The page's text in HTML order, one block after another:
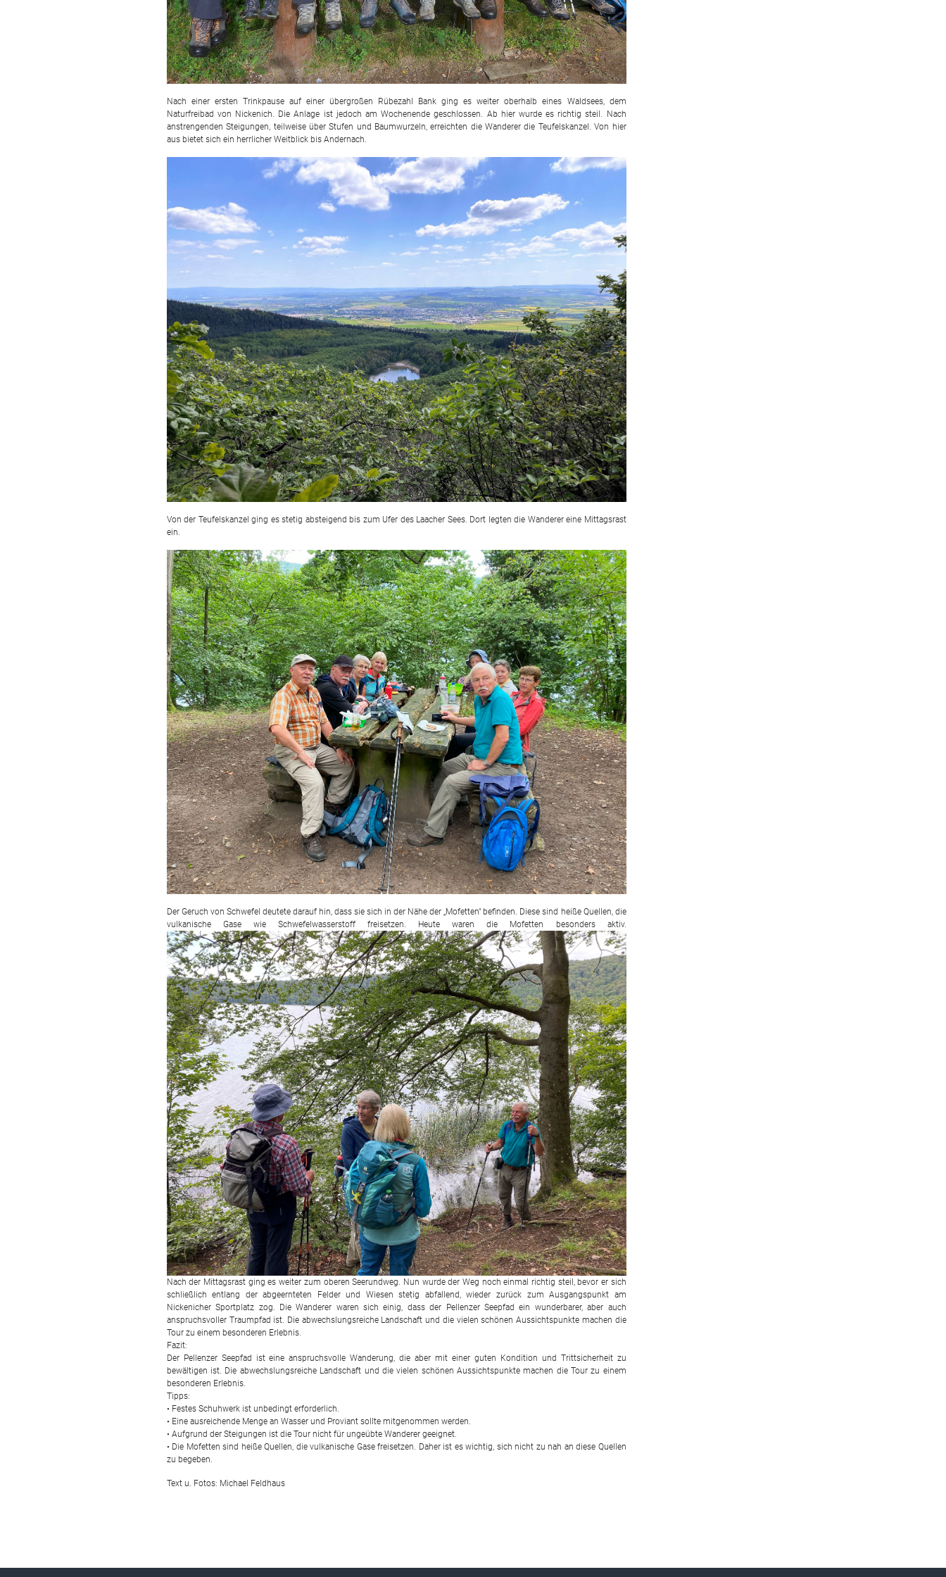
Nach einer ersten Trinkpause auf einer übergroßen Rübezahl Bank ging es weiter oberhalb eines Waldsees, dem
Naturfreibad von Nickenich. Die Anlage ist jedoch am Wochenende geschlossen. Ab hier wurde es richtig steil. Nach
anstrengenden Steigungen, teilweise über Stufen und Baumwurzeln, erreichten die Wanderer die Teufelskanzel. Von hier
aus bietet sich ein herrlicher Weitblick bis Andernach.
Von der Teufelskanzel ging es stetig absteigend bis zum Ufer des Laacher Sees. Dort legten die Wanderer eine Mittagsrast
ein.
Der Geruch von Schwefel deutete darauf hin, dass sie sich in der Nähe der „Mofetten" befinden. Diese sind heiße Quellen, die
vulkanische Gase wie Schwefelwasserstoff freisetzen. Heute waren die Mofetten besonders aktiv.
Nach der Mittagsrast ging es weiter zum oberen Seerundweg. Nun wurde der Weg noch einmal richtig steil, bevor er sich
schließlich entlang der abgeernteten Felder und Wiesen stetig abfallend, wieder zurück zum Ausgangspunkt am
Nickenicher Sportplatz zog. Die Wanderer waren sich einig, dass der Pellenzer Seepfad ein wunderbarer, aber auch
anspruchsvoller Traumpfad ist. Die abwechslungsreiche Landschaft und die vielen schönen Aussichtspunkte machen die
Tour zu einem besonderen Erlebnis.
Fazit:
Der Pellenzer Seepfad ist eine anspruchsvolle Wanderung, die aber mit einer guten Kondition und Trittsicherheit zu
bewältigen ist. Die abwechslungsreiche Landschaft und die vielen schönen Aussichtspunkte machen die Tour zu einem
besonderen Erlebnis.
Tipps:
• Festes Schuhwerk ist unbedingt erforderlich.
• Eine ausreichende Menge an Wasser und Proviant sollte mitgenommen werden.
• Aufgrund der Steigungen ist die Tour nicht für ungeübte Wanderer geeignet.
• Die Mofetten sind heiße Quellen, die vulkanische Gase freisetzen. Daher ist es wichtig, sich nicht zu nah an diese Quellen
zu begeben.
Text u. Fotos: Michael Feldhaus